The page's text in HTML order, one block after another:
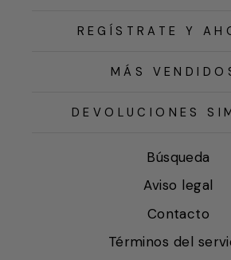
REGÍSTRATE Y
MÁS
DEVOLUCIONES
Búsqueda
Aviso legal
Contacto
Términos del